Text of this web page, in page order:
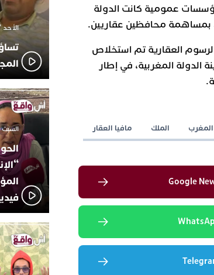
عمومية كانت الدولة
بمساهمة محافظين عقاريين.
العقارية تم استخلاص
الدولة المغربية، في إطار
المغرب الملك مافيا العقار
الأحد 7 ديسمبر 2025 - 21:42
السبت 18 أكتوبر 2025 - 14:35